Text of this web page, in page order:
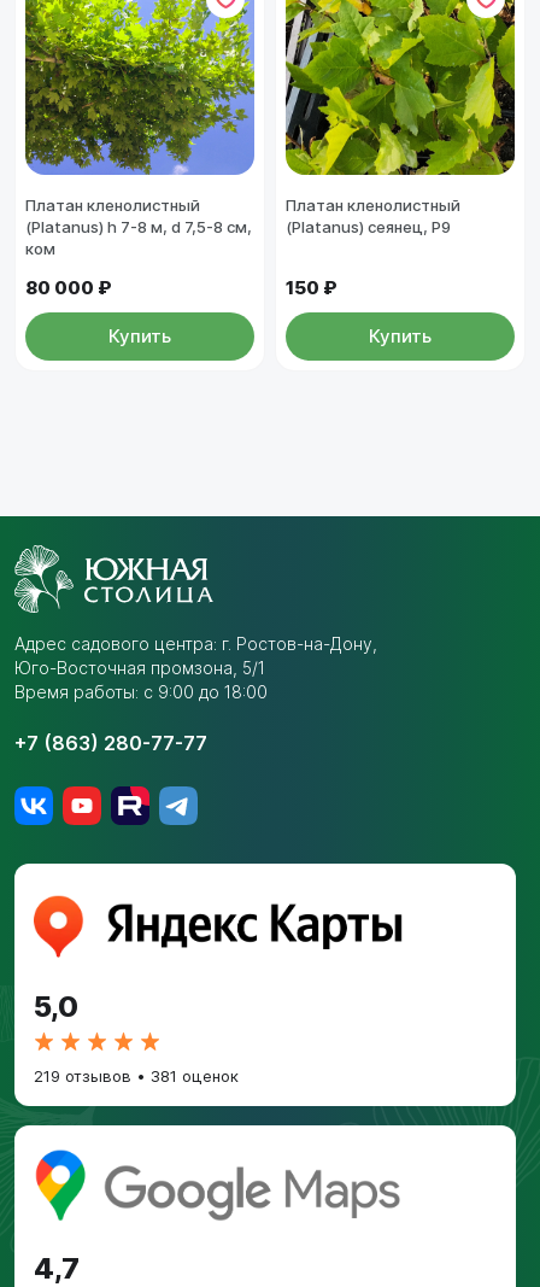
Платан кленолистный
(Platanus) h 7-8 м, d 7,5-8 см,
ком
80 000 ₽
Купить
Платан кленолистный
(Platanus) сеянец, Р9
150 ₽
Купить
Адрес садового центра: г. Ростов-на-Дону,
Юго-Восточная промзона, 5/1
Время работы: с 9:00 до 18:00
+7 (863) 280-77-77
5,0
219 отзывов • 381 оценок
4,7